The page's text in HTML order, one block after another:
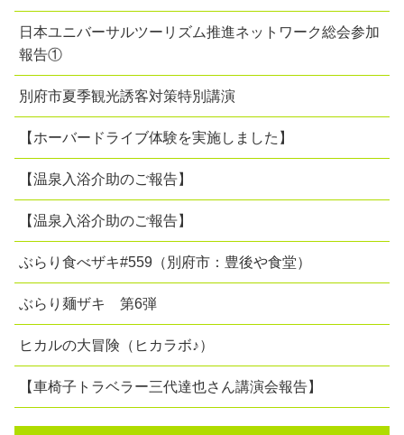
日本ユニバーサルツーリズム推進ネットワーク総会参加
報告①
別府市夏季観光誘客対策特別講演
【ホーバードライブ体験を実施しました】
【温泉入浴介助のご報告】
【温泉入浴介助のご報告】
ぶらり食べザキ#559（別府市：豊後や食堂）
ぶらり麺ザキ 第6弾
ヒカルの大冒険（ヒカラボ♪）
【車椅子トラベラー三代達也さん講演会報告】